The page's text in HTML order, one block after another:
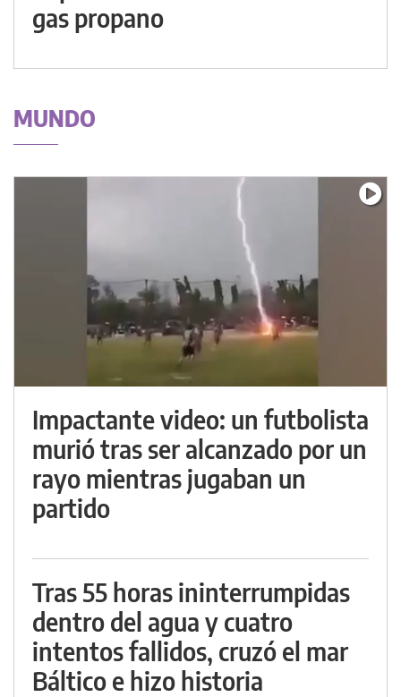
gas propano
MUNDO
Impactante video: un futbolista
murió tras ser alcanzado por un
rayo mientras jugaban un
partido
Tras 55 horas ininterrumpidas
dentro del agua y cuatro
intentos fallidos, cruzó el mar
Báltico e hizo historia